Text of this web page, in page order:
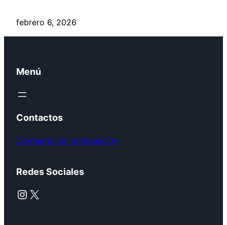
febrero 6, 2026
Menú
Contactos
Contacta con la redacción
Redes Sociales
Instagram X